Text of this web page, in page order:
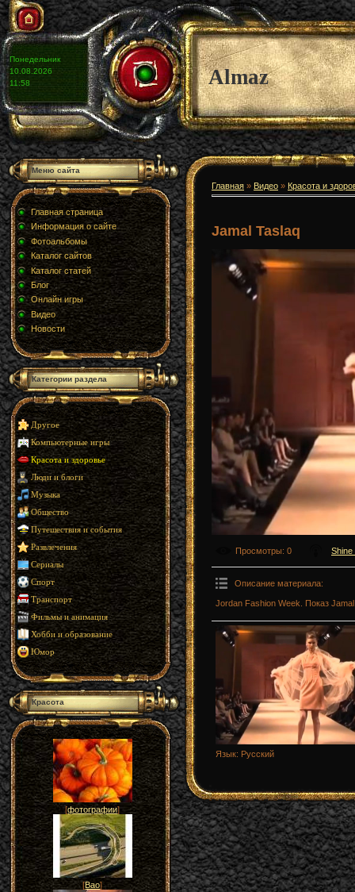
Понедельник
10.08.2026
11:58
Almaz
Меню сайта
Главная страница
Информация о сайте
Фотоальбомы
Каталог сайтов
Каталог статей
Блог
Онлайн игры
Видео
Новости
Категории раздела
Другое
Компьютерные игры
Красота и здоровье
Люди и блоги
Музыка
Общество
Путешествия и события
Развлечения
Сериалы
Спорт
Транспорт
Фильмы и анимация
Хобби и образование
Юмор
Красота
[фотографии]
[Вао]
Главная » Видео » Красота и
Jamal Taslaq
Просмотры: 0 Shine
Описание материала:
Jordan Fashion Week. Показ
Язык: Русский